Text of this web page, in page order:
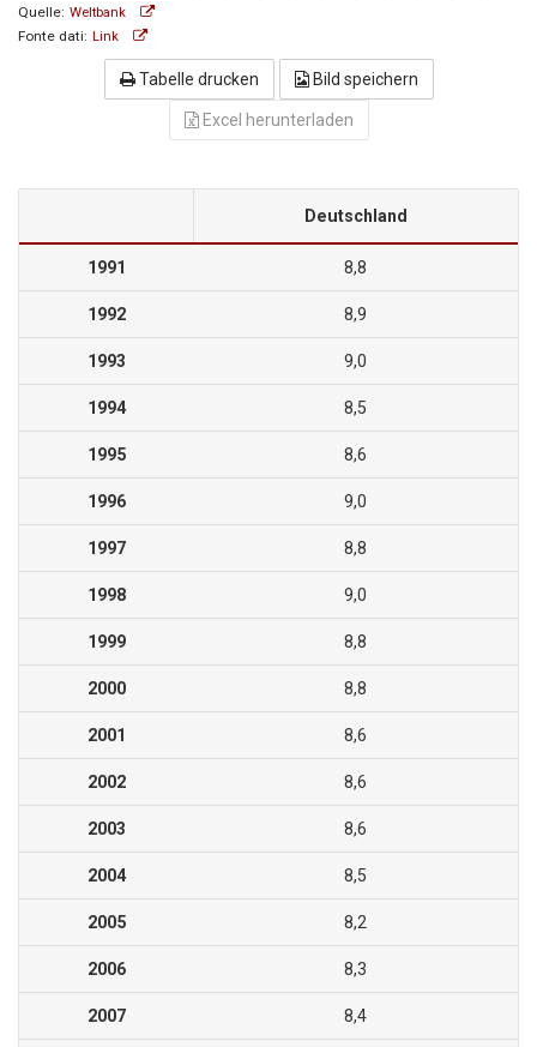
Quelle: Weltbank
Fonte dati: Link
Tabelle drucken Bild speichern
Excel herunterladen
Deutschland
1991 8,8
1992 8,9
1993 9,0
1994 8,5
1995 8,6
1996 9,0
1997 8,8
1998 9,0
1999 8,8
2000 8,8
2001 8,6
2002 8,6
2003 8,6
2004 8,5
2005 8,2
2006 8,3
2007 8,4